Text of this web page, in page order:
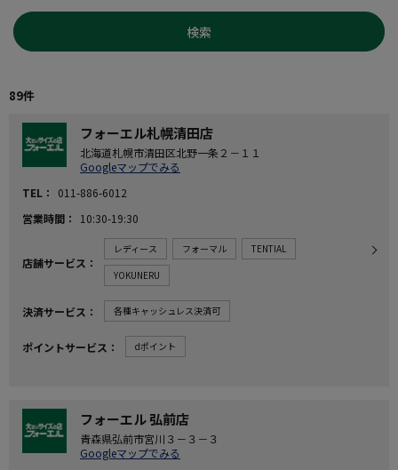
検索
89件
フォーエル札幌清田店
北海道札幌市清田区北野一条２－１１
Googleマップでみる
TEL
011-886-6012
営業時間
10:30-19:30
店舗サービス
レディース フォーマル
TENTIAL
YOKUNERU
決済サービス 各種キャッシュレス決済可
ポイントサービス dポイント
フォーエル 弘前店
青森県弘前市宮川３－３－３
Googleマップでみる